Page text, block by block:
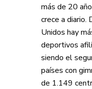
más de 20
crece a diario.
Unidos hay
deportivos
siendo el
países con
de 1.149